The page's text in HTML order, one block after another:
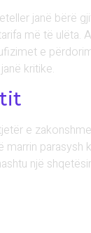
janë bërë
më të
e
kritike.
e
një